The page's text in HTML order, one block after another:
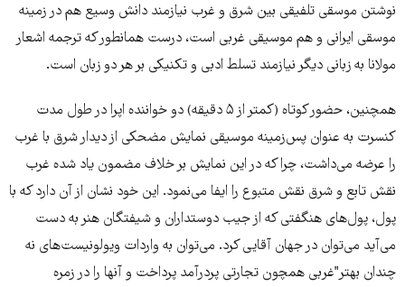
نوشتن موسقی تلفیقی بین شرق و غرب نیازمند دانش وسیع هم در زمینه
موسقی ایرانی و هم موسیقی غربی است، درست همانطور که ترجمه اشعار
مولانا به زبانی دیگر نیازمند تسلط ادبی و تکنیکی بر هر دو زبان است.
همچنین، حضور کوتاه (کمتر از ۵ دقیقه) دو خواننده اپرا در طول مدت
کنسرت به عنوان پس‌زمینه موسیقی نمایش مضحکی از دیدار شرق با غرب
را عرضه می‌داشت، چرا که در این نمایش بر خلاف مضمون یاد شده غرب
نقش تابع و شرق نقش متبوع را ایفا می‌نمود. این خود نشان از آن دارد که با
پول، پول‌های هنگفتی که از جیب دوستداران و شیفتگان هنر به دست
می‌آید می‌توان در جهان آقایی کرد. می‌توان به واردات ویولونیست‌های نه
چندان بهتر"غربی همچون تجارتی پردرآمد پرداخت و آنها را در زمره